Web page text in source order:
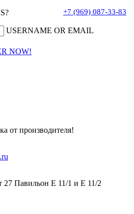
USERNAME OR EMAIL
NOW!
+7 (969) 087-33-83
от производителя!
Павильон Е 11/1 и Е 11/2